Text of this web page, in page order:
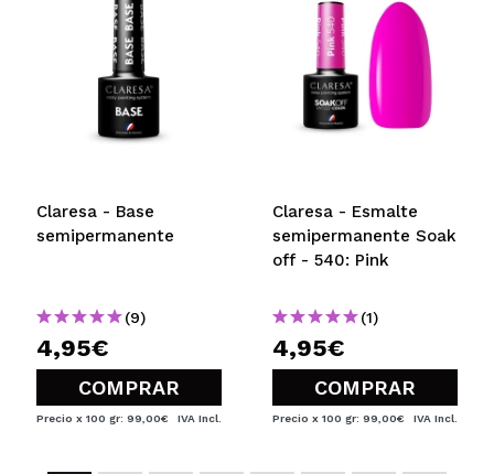
Claresa - Base
semipermanente
(9)
4,95€
COMPRAR
Precio x 100 gr: 99,00€ IVA Incl.
Claresa - Esmalte
semipermanente Soak
off - 540: Pink
(1)
4,95€
COMPRAR
Precio x 100 gr: 99,00€ IVA Incl.